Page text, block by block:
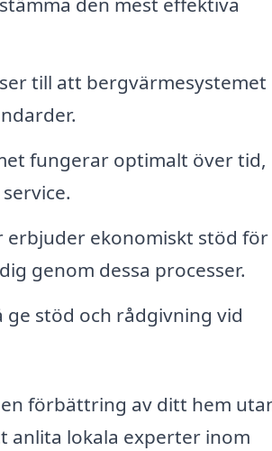
till att bergvärmesystemet
fungerar optimalt över tid,
erbjuder ekonomiskt stöd för
genom dessa processer.
stöd och rådgivning vid
förbättring av ditt hem
anlita lokala experter inom